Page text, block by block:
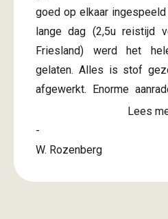
goed op elkaar
lange dag (2,5u reistijd
Friesland) werd het
gelaten. Alles is stof
afgewerkt. Enorme
snel na bevestiging
gepland kon worden.
kunnen we de rest van
overkapping.
Lees
-
W. Rozenberg